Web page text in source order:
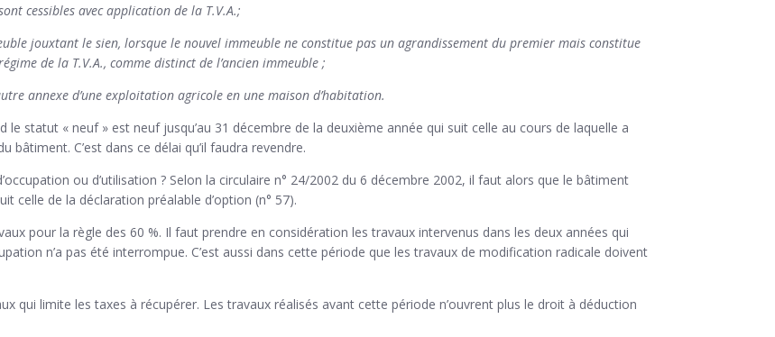
cessibles avec application de la T.V.A.;
jouxtant le sien, lorsque le nouvel immeuble ne constitue pas un agrandissement du premier mais constitue
de la T.V.A., comme distinct de l’ancien immeuble ;
annexe d’une exploitation agricole en une maison d’habitation.
statut « neuf » est neuf jusqu’au 31 décembre de la deuxième année qui suit celle au cours de laquelle a
C’est dans ce délai qu’il faudra revendre.
ou d’utilisation ? Selon la circulaire n° 24/2002 du 6 décembre 2002, il faut alors que le bâtiment
celle de la déclaration préalable d’option (n° 57).
pour la règle des 60 %. Il faut prendre en considération les travaux intervenus dans les deux années qui
n’a pas été interrompue. C’est aussi dans cette période que les travaux de modification radicale doivent
qui limite les taxes à récupérer. Les travaux réalisés avant cette période n’ouvrent plus le droit à déduction